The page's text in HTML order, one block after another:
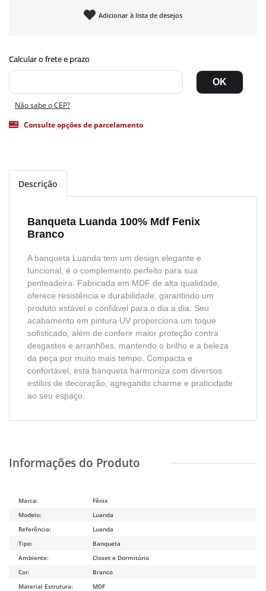
Adicionar à lista de desejos
Não sabe o CEP?
Consulte opções de parcelamento
Descrição
Banqueta Luanda 100% Mdf Fenix
Branco
A banqueta Luanda tem um design elegante e
funcional, é o complemento perfeito para sua
penteadeira. Fabricada em MDF de alta qualidade,
oferece resistência e durabilidade, garantindo um
produto estável e confiável para o dia a dia. Seu
acabamento em pintura UV proporciona um toque
sofisticado, além de conferir maior proteção contra
desgastes e arranhões, mantendo o brilho e a beleza
da peça por muito mais tempo. Compacta e
confortável, esta banqueta harmoniza com diversos
estilos de decoração, agregando charme e praticidade
ao seu espaço.
Marca:
Fênix
Modelo:
Luanda
Referência:
Luanda
Tipo:
Banqueta
Ambiente:
Closet e Dormitório
Cor:
Branco
Material Estrutura:
MDF